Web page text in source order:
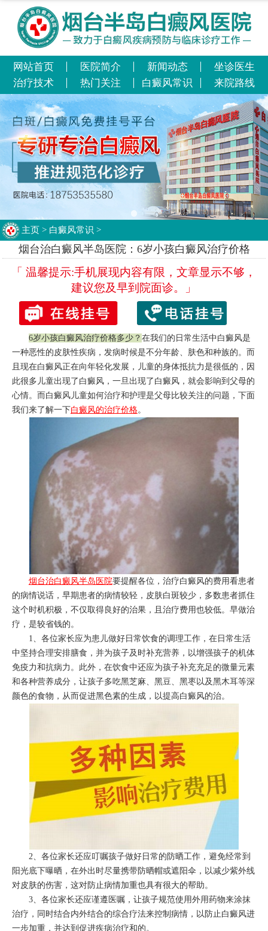
网站首页 医院简介 新闻动态
坐诊医生
治疗技术
热门关注 白癜风常识 来院路线
主页 > 白癜风常识 >
烟台治白癜风半岛医院：6岁小孩白癜风治疗价格
「 温馨提示:手机展现内容有限，文章显示不够，
建议您及早到院面诊。」
6岁小孩白癜风治疗价格多少？ 在我们的日常生活中白癜风是
一种恶性的皮肤性疾病，发病时候是不分年龄、肤色和种族的。而
且现在白癜风正在向年轻化发展，儿童的身体抵抗力是很低的，因
此很多儿童出现了白癜风，一旦出现了白癜风，就会影响到父母的
心情。而白癜风儿童如何治疗和护理是父母比较关注的问题，下面
我们来了解一下白癜风的治疗价格。
烟台治白癜风半岛医院要提醒各位，治疗白癜风的费用看患者
的病情说话，早期患者的病情较轻，皮肤白斑较少，多数患者抓住
这个时机积极，不仅取得良好的治果，且治疗费用也较低。早做治
疗，是较省钱的。
1、各位家长应为患儿做好日常饮食的调理工作，在日常生活
中坚持合理安排膳食，并为孩子及时补充营养，以增强孩子的机体
免疫力和抗病力。此外，在饮食中还应为孩子补充充足的微量元素
和各种营养成分，让孩子多吃黑芝麻、黑豆、黑枣以及黑木耳等深
颜色的食物，从而促进黑色素的生成，以提高白癜风的治。
2、各位家长还应叮嘱孩子做好日常的防晒工作，避免经常到
阳光底下曝晒，在外出时尽量携带防晒帽或遮阳伞，以减少紫外线
对皮肤的伤害，这对防止病情加重也具有很大的帮助。
3、各位家长还应谨遵医嘱，让孩子规范使用外用药物来涂抹
治疗，同时结合内外结合的综合疗法来控制病情，以防止白癜风进
一步加重，并达到促进疾病治疗和的。